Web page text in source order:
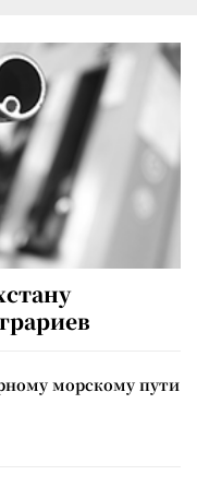
морскому пути